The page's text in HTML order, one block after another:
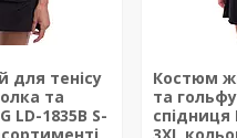
для тенісу
та
LD-1835B S-
Костюм
та
спідниця